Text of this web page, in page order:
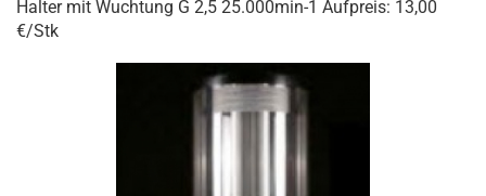
Halter mit Wuchtung G 2,5 25.000min-1 Aufpreis: 13,00
€/Stk